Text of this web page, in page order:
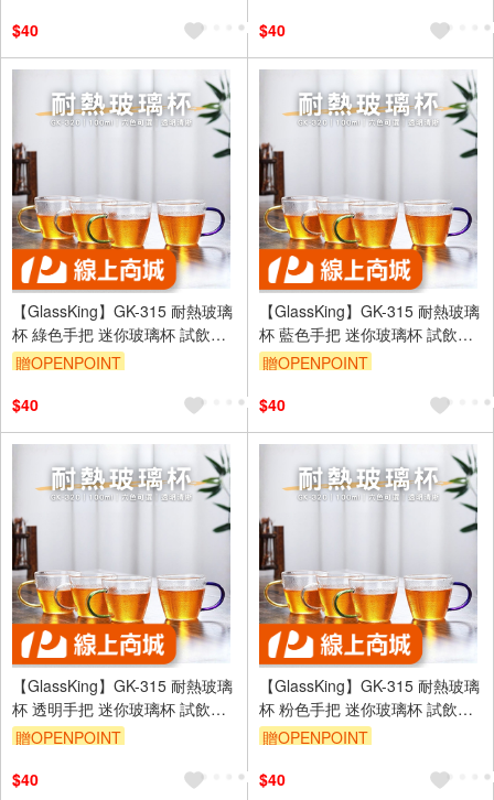
$40
$40
【GlassKing】GK-315 耐熱玻璃
杯 綠色手把 迷你玻璃杯 試飲杯
咖啡杯 水杯 茶杯 酒杯
贈OPENPOINT
$40
【GlassKing】GK-315 耐熱玻璃
杯 藍色手把 迷你玻璃杯 試飲杯
咖啡杯 水杯 茶杯 酒杯
贈OPENPOINT
$40
【GlassKing】GK-315 耐熱玻璃
杯 透明手把 迷你玻璃杯 試飲杯
咖啡杯 水杯 茶杯 酒杯
贈OPENPOINT
$40
【GlassKing】GK-315 耐熱玻璃
杯 粉色手把 迷你玻璃杯 試飲杯
咖啡杯 水杯 茶杯 酒杯
贈OPENPOINT
$40